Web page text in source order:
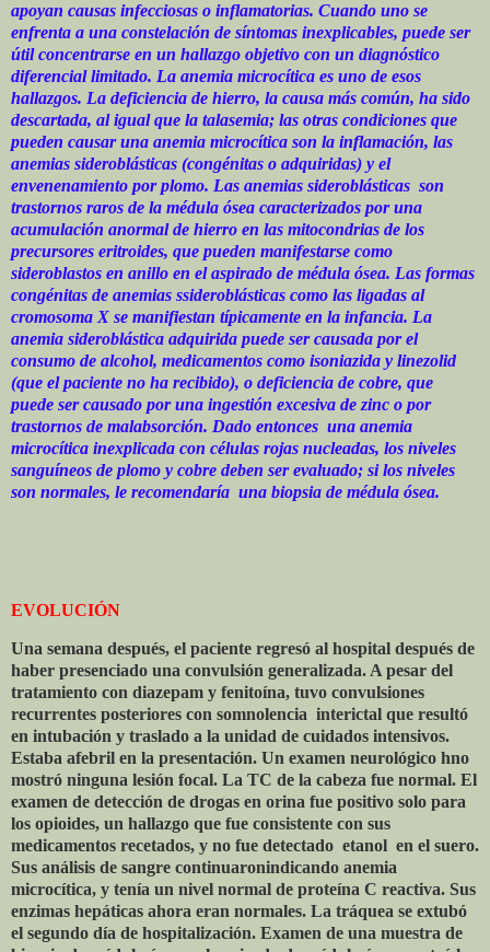
apoyan causas infecciosas o inflamatorias. Cuando uno se
enfrenta a una constelación de síntomas inexplicables, puede ser
útil concentrarse en un hallazgo objetivo con un diagnóstico
diferencial limitado. La anemia microcítica es uno de esos
hallazgos. La deficiencia de hierro, la causa más común, ha sido
descartada, al igual que la talasemia; las otras condiciones que
pueden causar una anemia microcítica son la inflamación, las
anemias sideroblásticas (congénitas o adquiridas) y el
envenenamiento por plomo. Las anemias sideroblásticas son
trastornos raros de la médula ósea caracterizados por una
acumulación anormal de hierro en las mitocondrias de los
precursores eritroides, que pueden manifestarse como
sideroblastos en anillo en el aspirado de médula ósea. Las formas
congénitas de anemias ssideroblásticas como las ligadas al
cromosoma X se manifiestan típicamente en la infancia. La
anemia sideroblástica adquirida puede ser causada por el
consumo de alcohol, medicamentos como isoniazida y linezolid
(que el paciente no ha recibido), o deficiencia de cobre, que
puede ser causado por una ingestión excesiva de zinc o por
trastornos de malabsorción. Dado entonces una anemia
microcítica inexplicada con células rojas nucleadas, los niveles
sanguíneos de plomo y cobre deben ser evaluado; si los niveles
son normales, le recomendaría una biopsia de médula ósea.
EVOLUCIÓN
Una semana después, el paciente regresó al hospital después de
haber presenciado una convulsión generalizada. A pesar del
tratamiento con diazepam y fenitoína, tuvo convulsiones
recurrentes posteriores con somnolencia interictal que resultó
en intubación y traslado a la unidad de cuidados intensivos.
Estaba afebril en la presentación. Un examen neurológico hno
mostró ninguna lesión focal. La TC de la cabeza fue normal. El
examen de detección de drogas en orina fue positivo solo para
los opioides, un hallazgo que fue consistente con sus
medicamentos recetados, y no fue detectado etanol en el suero.
Sus análisis de sangre continuaronindicando anemia
microcítica, y tenía un nivel normal de proteína C reactiva. Sus
enzimas hepáticas ahora eran normales. La tráquea se extubó
el segundo día de hospitalización. Examen de una muestra de